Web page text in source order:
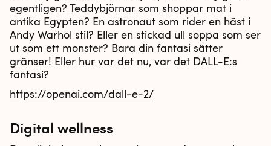
egentligen? Teddybjörnar som shoppar mat i
antika Egypten? En astronaut som rider en häst i
Andy Warhol stil? Eller en stickad ull soppa som ser
ut som ett monster? Bara din fantasi sätter
gränser! Eller hur var det nu, var det DALL-E:s
fantasi?
https://openai.com/dall-e-2/
Digital wellness